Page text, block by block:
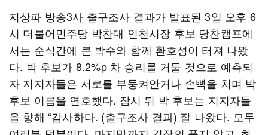
지상파 방송3사 출구조사 결과가 발표된 3일 오후 6
시 더불어민주당 박찬대 인천시장 후보 당찬캠프에
서는 순식간에 큰 박수와 함께 환호성이 터져 나왔
다. 박 후보가 8.2%p 차 승리를 거둘 것으로 예측되
자 지지자들은 서로를 부둥켜안거나 손뼉을 치며 박
후보 이름을 연호했다. 잠시 뒤 박 후보는 지지자들
을 향해 “감사하다. (출구조사 결과) 잘 나왔다. 모두